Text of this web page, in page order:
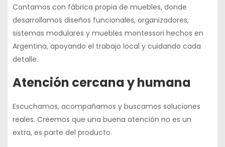
Contamos con fábrica propia de muebles, donde
desarrollamos diseños funcionales, organizadores,
sistemas modulares y muebles montessori hechos en
Argentina, apoyando el trabajo local y cuidando cada
detalle.
Atención cercana y humana
Escuchamos, acompañamos y buscamos soluciones
reales. Creemos que una buena atención no es un
extra, es parte del producto.